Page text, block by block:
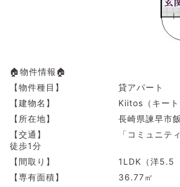
🏠物件情報🏠
【物件種目】 貸アパート
【建物名】 Kiitos（キート
【所在地】 長崎県諫早市飯盛
【交通】 「コミュニティ会
徒歩1分
【間取り】 1LDK（洋5.5
【専有面積】 36.77㎡